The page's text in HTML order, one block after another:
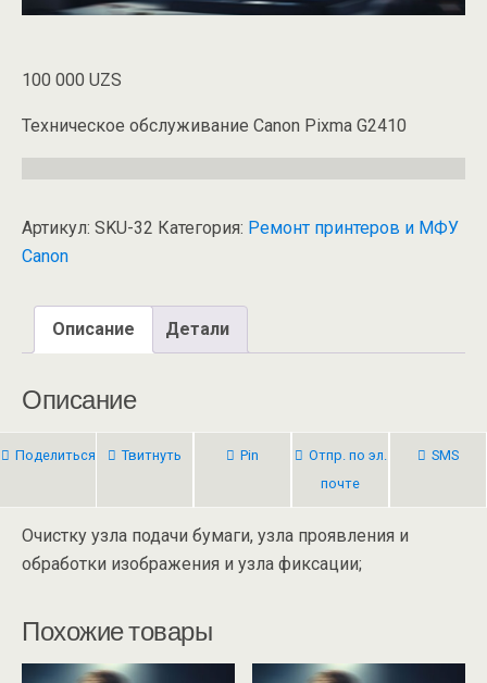
100 000 UZS
Техническое обслуживание Canon Pixma G2410
Артикул: SKU-32 Категория: Ремонт принтеров и МФУ
Canon
Описание Детали
Описание
Поделиться Твитнуть Pin
Отпр. по эл.
почте
SMS
Очистку узла подачи бумаги, узла проявления и
обработки изображения и узла фиксации;
Похожие товары